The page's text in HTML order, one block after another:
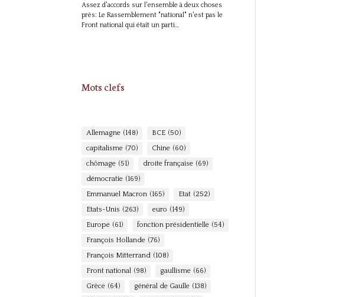
Assez d'accords sur l'ensemble à deux choses
près: Le Rassemblement "national" n'est pas le
Front national qui était un parti…
Mots clefs
Allemagne (148) BCE (50)
capitalisme (70) Chine (60)
chômage (51) droite française (69)
démocratie (169)
Emmanuel Macron (165) Etat (252)
Etats-Unis (263) euro (149)
Europe (61) fonction présidentielle (54)
François Hollande (76)
François Mitterrand (108)
Front national (98) gaullisme (66)
Grèce (64) général de Gaulle (138)